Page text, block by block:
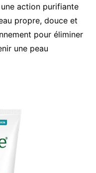
action purifiante
propre, douce et
pour éliminer
une peau